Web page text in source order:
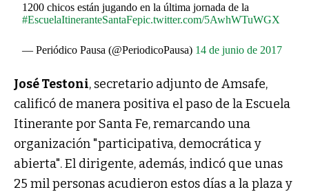
1200 chicos están jugando en la última jornada de la
#EscuelaItineranteSantaFepic.twitter.com/5AwhWTuWGX
— Periódico Pausa (@PeriodicoPausa) 14 de junio de 2017
José Testoni, secretario adjunto de Amsafe,
calificó de manera positiva el paso de la Escuela
Itinerante por Santa Fe, remarcando una
organización "participativa, democrática y
abierta". El dirigente, además, indicó que unas
25 mil personas acudieron estos días a la plaza y